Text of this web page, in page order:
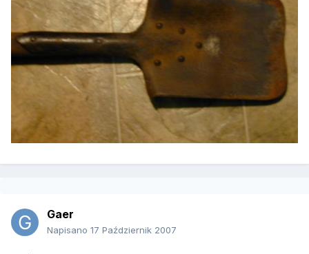
Gaer
Napisano 17 Październik 2007